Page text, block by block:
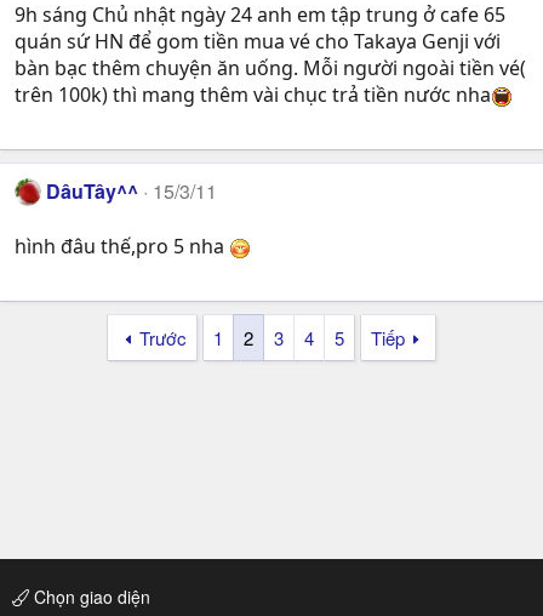
9h sáng Chủ nhật ngày 24 anh em tập trung ở cafe 65
quán sứ HN để gom tiền mua vé cho Takaya Genji với
bàn bạc thêm chuyện ăn uống. Mỗi người ngoài tiền vé(
trên 100k) thì mang thêm vài chục trả tiền nước nha
DâuTây^^ 15/3/11
hình đâu thế,pro 5 nha
Trước 1 2 3 4 5 Tiếp
Chọn giao diện